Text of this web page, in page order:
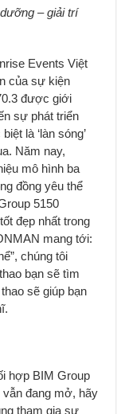
– giải trí
Events Việt
của sự kiện
được giới
sự phát triển
là ‘làn sóng’
Năm nay,
mô hình ba
đồng yêu thể
5150
đẹp nhất trong
mang tới:
chúng tôi
bạn sẽ tìm
sẽ giúp bạn
hợp BIM Group
vẫn đang mở, hãy
tham gia sự